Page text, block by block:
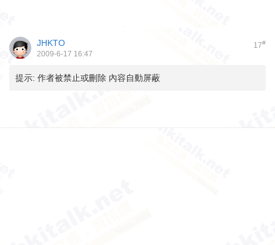
17#
JHKTO
2009-6-17 16:47
提示: 作者被禁止或刪除 內容自動屏蔽